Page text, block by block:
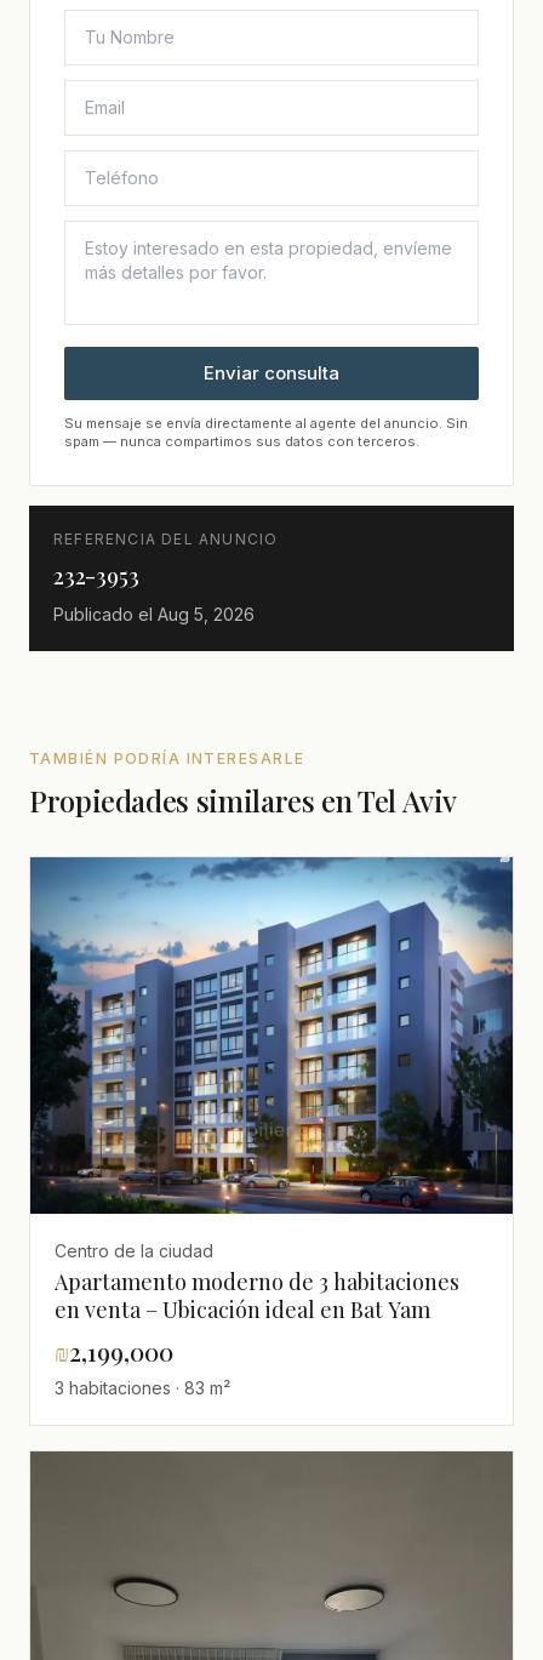
Enviar consulta
Su mensaje se envía directamente al agente del anuncio. Sin
spam — nunca compartimos sus datos con terceros.
REFERENCIA DEL ANUNCIO
232-3953
Publicado el Aug 5, 2026
TAMBIÉN PODRÍA INTERESARLE
Propiedades similares en Tel Aviv
Centro de la ciudad
Apartamento moderno de 3 habitaciones
en venta – Ubicación ideal en Bat Yam
₪2,199,000
3 habitaciones · 83 m²